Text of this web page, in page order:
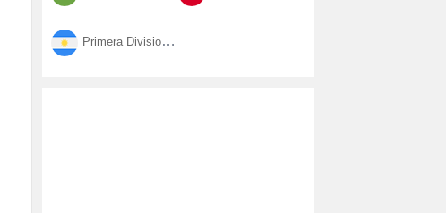
Primera Division-Arjantin